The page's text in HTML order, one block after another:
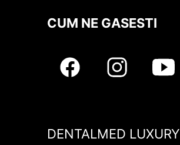
CUM NE GASESTI
DENTALMED LUXURY